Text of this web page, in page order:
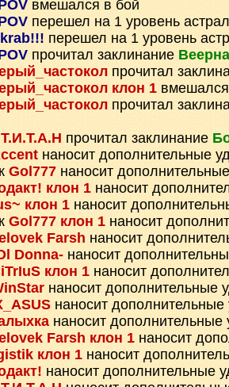
вмешался в бой
перешел на 1 уровень
перешел на 1 уровень
прочитал заклинание
прочитал
клон 1
прочитал
Т.И.Т.А.Н прочитал заклинание
наносит дополнительные
Gol777 наносит
клон 1 наносит
клон 1 наносит
Gol777 клон 1 наносит
Farsh наносит
Donna- наносит
клон 1 наносит
наносит дополнительные
наносит
наносит дополнительные
Farsh клон 1 наносит
клон 1 наносит
наносит дополнительные